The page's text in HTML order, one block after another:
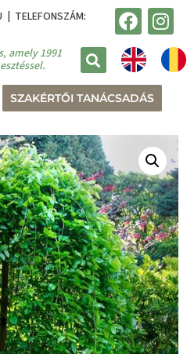
| TELEFONSZÁM:
amely 1991
SZAKÉRTŐI TANÁCSADÁS